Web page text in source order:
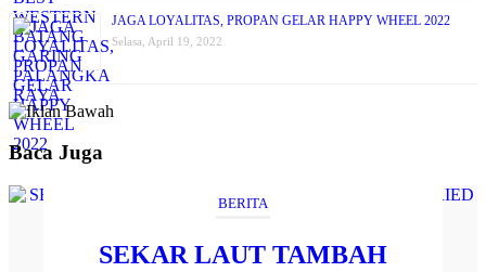
JAGA LOYALITAS, PROPAN GELAR HAPPY WHEEL 2022
Selasa, April 19, 2022
Baca Juga
BERITA
SEKAR LAUT TAMBAH